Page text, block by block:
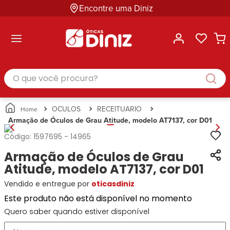
Encontre uma Diniz
Masculino
Feminino
Infantil
Unissex
Busque
Por
Marcas
Ana
Hickmann
Bulget
Miu-
Miu
Guess
Lacoste
Categorias
Masculino
Feminino
Infantil
Unissex
Busque
Por
Ray-
Ban
Prada
Ana
Hickmann
Correntes
para
Óculos
Estojos
para
Óculos
Soluções
e
Cuidados
Busque
Ray-
Ban
Armani
Exchange
Tommy
Hilfiger
Ana
Hickmann
Guess
Categoria
Armações
de Óculos
Óculos
de Sol
para
Óculos
Estojo
para
Óculos
Gênero
Masculino
Feminino
O que você procura?
OCULOS
RECEITUARIO
Armação de Óculos de Grau Atitude, modelo AT7137, cor D01
Código: 1597695 - 14965
Armação de Óculos de Grau
Atitude, modelo AT7137, cor D01
Vendido e entregue por oticasdiniz
Este produto não está disponível no momento
Quero saber quando estiver disponível